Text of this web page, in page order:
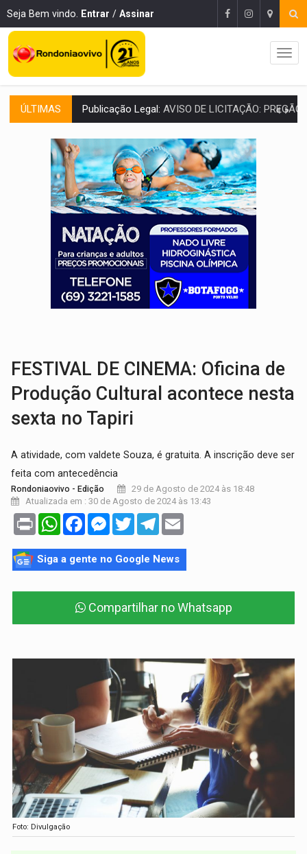
Seja Bem vindo. Entrar / Assinar
ÚLTIMAS Publicação Legal: AVISO DE LICITAÇÃO: PREGÃO ELETRÔNICO Nº
RUA DAS PENHAS:MPRO promove intervenção artística pelos
PEDIDO DE PROVIDÊNCIA:Erosão ameaça acesso a bairros às margens do
ELEIÇÕES 2026:Policial candidato a deputado federal do PL declara
Publicação Legal:AVISO DE LICITAÇÃO: PREGÃO ELETRÔNICO N.°
NO CASTANHEIRA: Denúncia de 'tribunal do crime' leva PM a prender
NO FLAGRA: 'Churrasco' e comparsas do CV são presos com moto
URGENTE:Homem é baleado após apontar arma para
FESTIVAL DE CINEMA: Oficina de
Produção Cultural acontece nesta
sexta no Tapiri
A atividade, com valdete Souza, é gratuita. A inscrição deve ser
feita com antecedência
Rondoniaovivo - Edição
29 de Agosto de 2024 às 18:48
Atualizada em : 30 de Agosto de 2024 às 13:43
Print WhatsAppFacebookMessenger
TwitterTelegram
Siga a gente no Google News
Compartilhar no Whatsapp
Foto: Divulgação